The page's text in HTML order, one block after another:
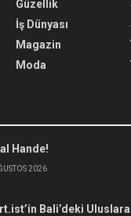
Güzellik
İş Dünyası
Magazin
Moda
Hande!
2026
Bali’deki